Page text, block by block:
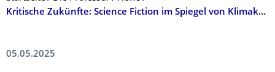
Kritische Zukünfte: Science Fiction im Spiegel von Klimakrise und sozialer Ungleichheit | Moritz Ingwersen Keynote at Humpis Quartier Museum Ravensburg | May 5, 2025
05.05.2025